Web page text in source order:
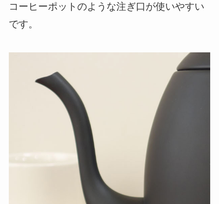
コーヒーポットのような注ぎ口が使いやすい
です。